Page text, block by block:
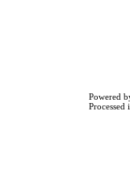
Powered
Processed